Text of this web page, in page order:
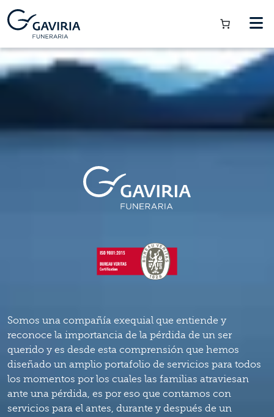
Somos una compañía exequial que entiende y
reconoce la importancia de la pérdida de un ser
querido y es desde esta comprensión que hemos
diseñado un amplio portafolio de servicios para todos
los momentos por los cuales las familias atraviesan
ante una pérdida, es por eso que contamos con
servicios para el antes, durante y después de un